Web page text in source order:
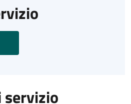
servizio